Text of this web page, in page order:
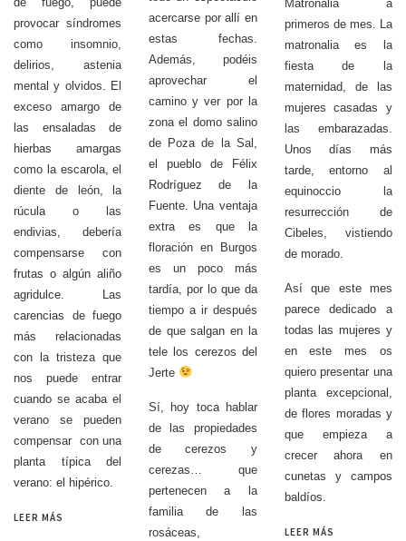
provocar síndromes
como insomnio,
delirios, astenia
mental y olvidos. El
exceso amargo de
las ensaladas de
hierbas amargas
como la escarola, el
diente de león, la
rúcula o las
endivias, debería
compensarse con
frutas o algún aliño
agridulce. Las
carencias de fuego
más relacionadas
con la tristeza que
nos puede entrar
cuando se acaba el
verano se pueden
compensar con una
planta típica del
verano: el hipérico.
LEER MÁS
acercarse por allí en
estas fechas.
Además, podéis
aprovechar el
camino y ver por la
zona el domo salino
de Poza de la Sal,
el pueblo de Félix
Rodríguez de la
Fuente. Una ventaja
extra es que la
floración en Burgos
es un poco más
tardía, por lo que da
tiempo a ir después
de que salgan en la
tele los cerezos del
Jerte
Sí, hoy toca hablar
de las propiedades
de cerezos y
cerezas… que
pertenecen a la
familia de las
rosáceas,
Matronalia a
primeros de mes. La
matronalia es la
fiesta de la
maternidad, de las
mujeres casadas y
las embarazadas.
Unos días más
tarde, entorno al
equinoccio la
resurrección de
Cibeles, vistiendo
de morado.
Así que este mes
parece dedicado a
todas las mujeres y
en este mes os
quiero presentar una
planta excepcional,
de flores moradas y
que empieza a
crecer ahora en
cunetas y campos
baldíos.
LEER MÁS